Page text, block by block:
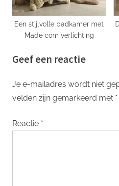
Een stijlvolle badkamer met
Made com verlichting
Geef een reactie
Je e-mailadres wordt niet
velden zijn gemarkeerd met *
Reactie *